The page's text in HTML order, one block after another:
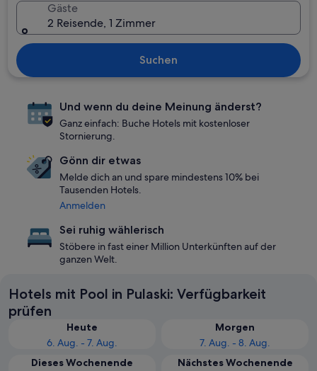
Gäste
2 Reisende, 1 Zimmer
Suchen
Und wenn du deine Meinung änderst?
Ganz einfach: Buche Hotels mit kostenloser
Stornierung.
Gönn dir etwas
Melde dich an und spare mindestens 10% bei
Tausenden Hotels.
Anmelden
Sei ruhig wählerisch
Stöbere in fast einer Million Unterkünften auf der
ganzen Welt.
Hotels mit Pool in Pulaski: Verfügbarkeit
prüfen
Heute
6. Aug. - 7. Aug.
Morgen
7. Aug. - 8. Aug.
Dieses Wochenende
Nächstes Wochenende